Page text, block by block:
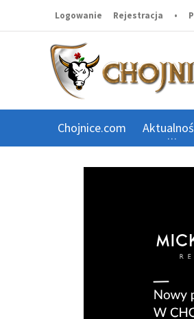
Logowanie Rejestracja •
Chojnice.com